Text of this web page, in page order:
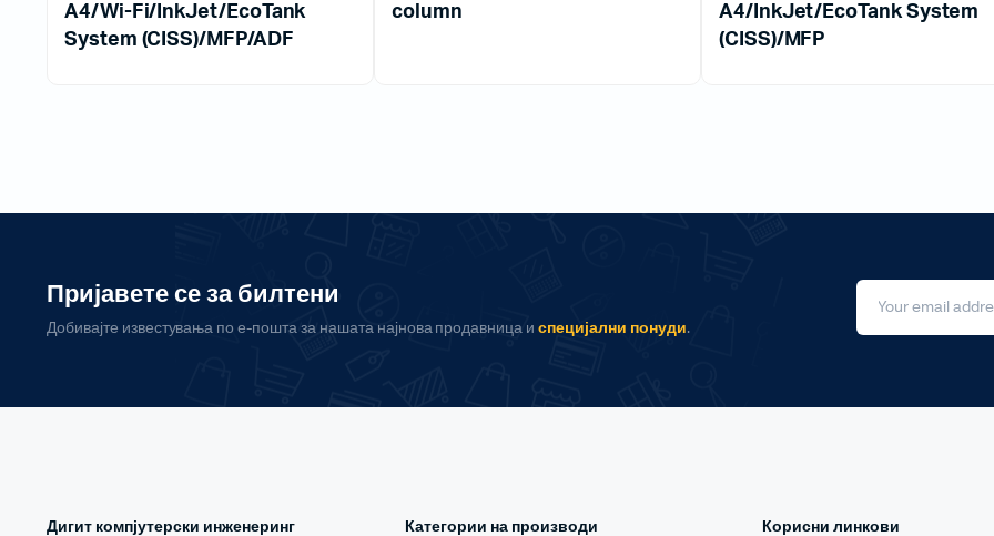
A4/Wi-Fi/InkJet/EcoTank
System (CISS)/MFP/ADF
column
A4/InkJet/EcoTank System
(CISS)/MFP
Пријавете се за билтени
Добивајте известувања по е-пошта за нашата најнова продавница испецијални понуди.
Дигит компјутерски инженеринг Категории на производи Корисни линкови